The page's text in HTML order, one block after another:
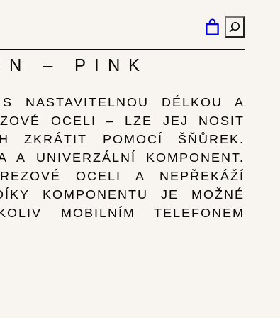
– PINK
NASTAVITELNOU DÉLKOU A
OCELI – LZE JEJ NOSIT
ZKRÁTIT POMOCÍ ŠŇŮREK.
A UNIVERZÁLNÍ KOMPONENT.
OCELI A NEPŘEKÁŽÍ
KOMPONENTU JE MOŽNÉ
MOBILNÍM TELEFONEM